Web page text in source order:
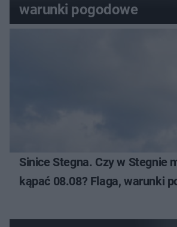
warunki pogodowe
Sinice Stegna. Czy w Stegnie
kąpać 08.08? Flaga, warunki